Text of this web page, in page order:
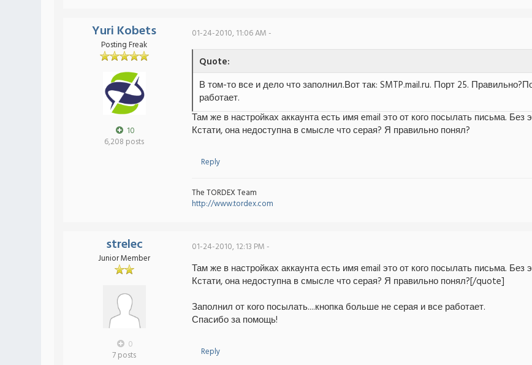
Yuri Kobets
Posting Freak
10
6,208 posts
01-24-2010, 11:06 AM -
Quote:
В том-то все и дело что заполнил.Вот так: SMTP.mail.ru. Порт 25.
работает.
Там же в настройках аккаунта есть имя email это от кого посылать письма. Без
Кстати, она недоступна в смысле что серая? Я правильно понял?
Reply
The TORDEX Team
http://www.tordex.com
strelec
Junior Member
0
7 posts
01-24-2010, 12:13 PM -
Там же в настройках аккаунта есть имя email это от кого посылать письма. Без
Кстати, она недоступна в смысле что серая? Я правильно понял?[/quote]
Заполнил от кого посылать....кнопка больше не серая и все работает.
Спасибо за помощь!
Reply